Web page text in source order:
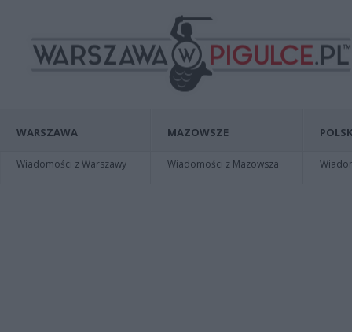
WARSZAWA
Wiadomości z Warszawy
MAZOWSZE
Wiadomości z Mazowsza